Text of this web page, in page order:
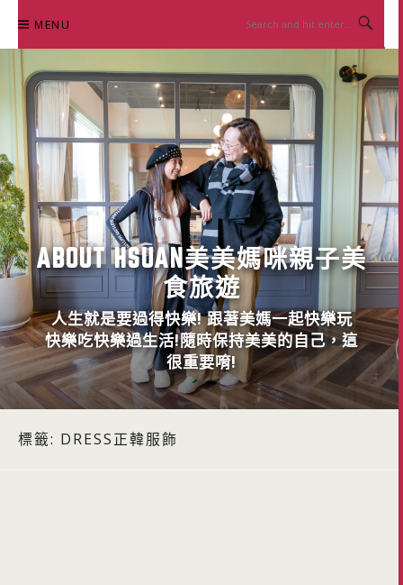
content
MENU
ABOUT HSUAN美美媽咪親子美
食旅遊
人生就是要過得快樂! 跟著美媽一起快樂玩
快樂吃快樂過生活!隨時保持美美的自己，這
很重要唷!
標籤: DRESS正韓服飾